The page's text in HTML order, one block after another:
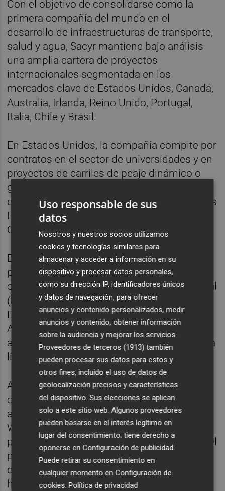
Con el objetivo de consolidarse como la
primera compañía del mundo en el
desarrollo de infraestructuras de transporte,
salud y agua, Sacyr mantiene bajo análisis
una amplia cartera de proyectos
internacionales segmentada en los
mercados clave de Estados Unidos, Canadá,
Australia, Irlanda, Reino Unido, Portugal,
Italia, Chile y Brasil.
En Estados Unidos, la compañía compite por
contratos en el sector de universidades y en
proyectos de carriles de peaje dinámico o
gestionados ('managed lanes'). En esta
división destacan opciones en las autopistas
I-24 e I-65 en Tennessee, la I-285 Este y
Oeste en Georgia y la I-495 en Virginia.
En Canadá, el grupo analiza oportunidades
para la edificación e infraestructura de salud
en el Windsor Hospital y el Sick Kids Hospital
(ambos en Ontario), así como en el
Dartmouth Mental Health (Nueva Escocia).
Adicionalmente, opta a los proyectos de
ampliación del aeropuerto de Toronto y de la
línea 1 de metro de la misma localidad.
Australia es uno de los mercados con más
opciones diversificadas, donde Sacyr aspira
a construir la planta desaladora "Northern
Water Supply" en Adelaida y la planta
potabilizadora "Wyaralong" en Brisbane. En el
plano de infraestructuras sociales y
deportivas, se postula para construir el
hospital "Parkville Western Tower", el
Uso responsable de sus
datos
Nosotros y nuestros socios utilizamos
cookies y tecnologías similares para
almacenar y acceder a información en su
dispositivo y procesar datos personales,
como su dirección IP, identificadores únicos
y datos de navegación, para ofrecer
anuncios y contenido personalizados, medir
anuncios y contenido, obtener información
sobre la audiencia y mejorar los servicios.
Proveedores de terceros (1913) también
pueden procesar sus datos para estos y
otros fines, incluido el uso de datos de
geolocalización precisos y características
del dispositivo. Sus elecciones se aplican
solo a este sitio web. Algunos proveedores
pueden basarse en el interés legítimo en
lugar del consentimiento; tiene derecho a
oponerse enConfiguración de publicidad
Puede retirar su consentimiento en
cualquier momento enConfiguración de
cookies .Política de privacidad